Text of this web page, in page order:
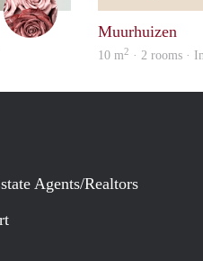
Muurhuizen
10 m2 · 2 rooms ·
Agents/Realtors